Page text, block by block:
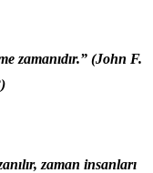
zamanıdır.” (John F.
zaman insanları